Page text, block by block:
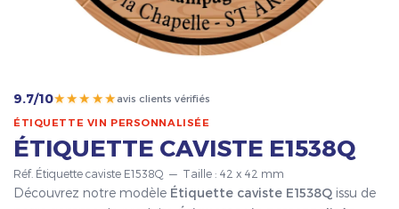
9.7/10★★★★★avis clients vérifiés
ÉTIQUETTE VIN PERSONNALISÉE
ÉTIQUETTE CAVISTE E1538Q
Réf. Étiquette caviste E1538Q — Taille : 42 x 42 mm
Découvrez notre modèle Étiquette caviste E1538Q issu de